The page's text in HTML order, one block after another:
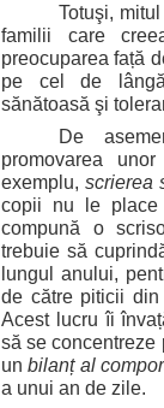
Totuşi,
familii care
preocuparea față
pe cel de
sănătoasă şi
De
promovarea
exemplu, scrierea
copii nu le place
compună o
trebuie să
lungul anului,
de către piticii
Acest lucru îi
să se concentreze
unbilanț al
a unui an de zile.